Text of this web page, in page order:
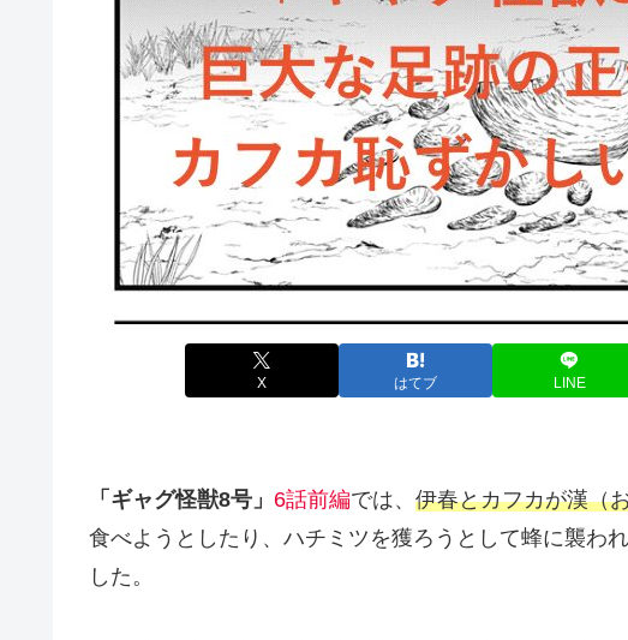
X はてブ LINE
「ギャグ怪獣8号」 6話前編では、 伊春とカフカが漢（
食べようとしたり、ハチミツを獲ろうとして蜂に襲わ
した。